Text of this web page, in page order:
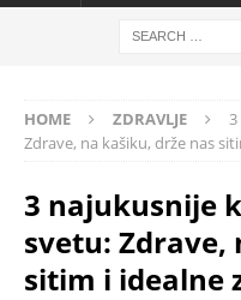
HOME ZDRAVLJE
Zdrave, na kašiku, drže nas
3 najukusnije
svetu: Zdrave,
sitim i idealne